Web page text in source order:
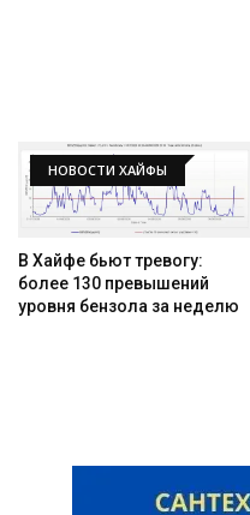
НОВОСТИ ХАЙФЫ
В Хайфе бьют тревогу:
более 130 превышений
уровня бензола за неделю